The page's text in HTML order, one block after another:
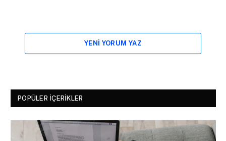
YENI YORUM YAZ
POPÜLER İÇERIKLER